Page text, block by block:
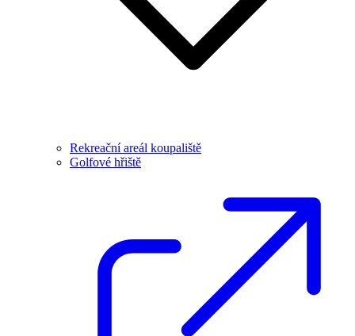
Rekreační areál koupaliště
Golfové hřiště